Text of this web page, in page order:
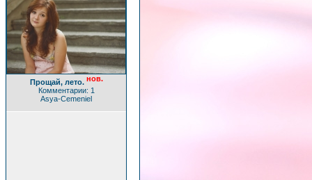
Прощай, лето. нов.
Комментарии: 1
Asya-Cemeniel